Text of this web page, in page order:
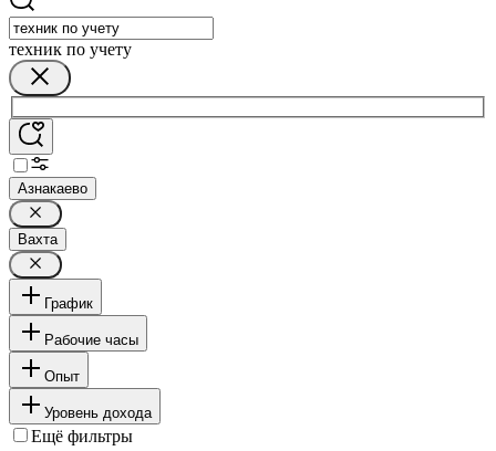
техник по учету
Азнакаево
Вахта
График
Рабочие часы
Опыт
Уровень дохода
Ещё фильтры